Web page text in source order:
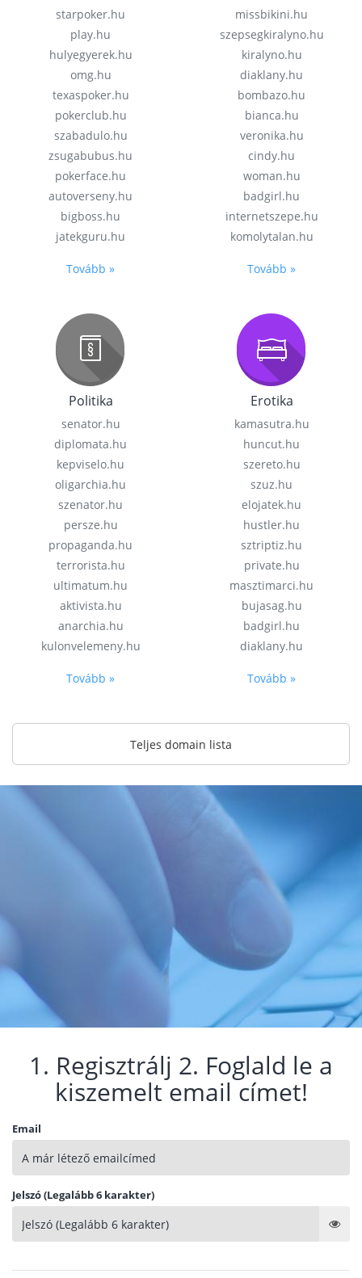
starpoker.hu
play.hu
hulyegyerek.hu
omg.hu
texaspoker.hu
pokerclub.hu
szabadulo.hu
zsugabubus.hu
pokerface.hu
autoverseny.hu
bigboss.hu
jatekguru.hu
Tovább »
missbikini.hu
szepsegkiralyno.hu
kiralyno.hu
diaklany.hu
bombazo.hu
bianca.hu
veronika.hu
cindy.hu
woman.hu
badgirl.hu
internetszepe.hu
komolytalan.hu
Tovább »
Politika
senator.hu
diplomata.hu
kepviselo.hu
oligarchia.hu
szenator.hu
persze.hu
propaganda.hu
terrorista.hu
ultimatum.hu
aktivista.hu
anarchia.hu
kulonvelemeny.hu
Tovább »
Erotika
kamasutra.hu
huncut.hu
szereto.hu
szuz.hu
elojatek.hu
hustler.hu
sztriptiz.hu
private.hu
masztimarci.hu
bujasag.hu
badgirl.hu
diaklany.hu
Tovább »
Teljes domain lista
1. Regisztrálj 2. Foglald le a
kiszemelt email címet!
Email
Jelszó (Legalább 6 karakter)